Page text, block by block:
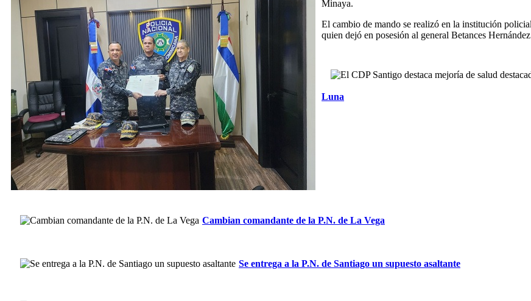
Minaya.
El cambio de mando se realizó en la institución
quien dejó en posesión al general Betances
Luna
Cambian comandante de la P.N. de La Vega
Se entrega a la P.N. de Santiago un supuesto asaltante